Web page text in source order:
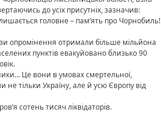
до усіх присутніх, зазначив:
головне – пам’ять про Чорнобиль!
опромінення отримали більше мільйона
пунктів евакуйовано близько 90
Це вони в умовах смертельної,
не тільки Україну, але й усю Європу від
сотень тисяч ліквідаторів.